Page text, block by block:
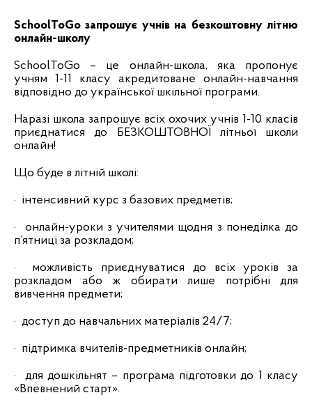
SchoolToGo запрошує учнів на безкоштовну літню
онлайн-школу
SchoolToGo – це онлайн-школа, яка пропонує
учням 1-11 класу акредитоване онлайн-навчання
відповідно до української шкільної програми.
Наразі школа запрошує всіх охочих учнів 1-10 класів
приєднатися до БЕЗКОШТОВНОЇ літньої школи
онлайн!
Що буде в літній школі:
· інтенсивний курс з базових предметів;
· онлайн-уроки з учителями щодня з понеділка до
п’ятниці за розкладом;
· можливість приєднуватися до всіх уроків за
розкладом або ж обирати лише потрібні для
вивчення предмети;
· доступ до навчальних матеріалів 24/7;
· підтримка вчителів-предметників онлайн;
· для дошкільнят – програма підготовки до 1 класу
«Впевнений старт».